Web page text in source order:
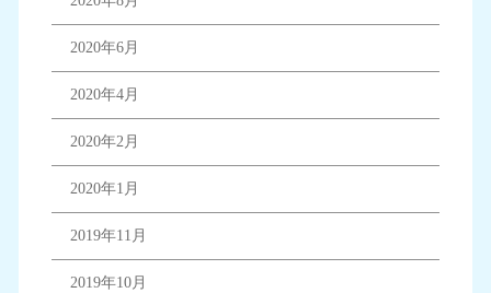
2020年6月
2020年4月
2020年2月
2020年1月
2019年11月
2019年10月